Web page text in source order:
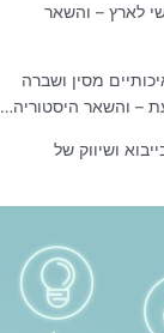
בייבוא אישי לארץ – והשאר
מסין ושברה
– והשאר היסטוריה…
ושיווק של